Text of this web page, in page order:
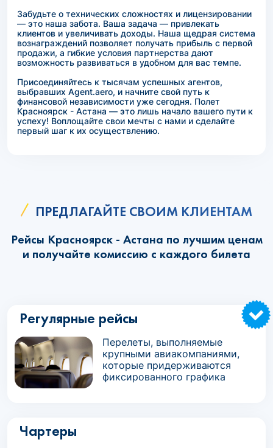
Забудьте о технических сложностях и лицензировании
— это наша забота. Ваша задача — привлекать
клиентов и увеличивать доходы. Наша щедрая система
вознаграждений позволяет получать прибыль с первой
продажи, а гибкие условия партнерства дают
возможность развиваться в удобном для вас темпе.
Присоединяйтесь к тысячам успешных агентов,
выбравших Agent.aero, и начните свой путь к
финансовой независимости уже сегодня. Полет
Красноярск - Астана — это лишь начало вашего пути к
успеху! Воплощайте свои мечты с нами и сделайте
первый шаг к их осуществлению.
ПРЕДЛАГАЙТЕ СВОИМ КЛИЕНТАМ
Рейсы Красноярск - Астана по лучшим ценам
и получайте комиссию с каждого билета
Регулярные рейсы
Перелеты, выполняемые
крупными авиакомпаниями,
которые придерживаются
фиксированного графика
Чартеры